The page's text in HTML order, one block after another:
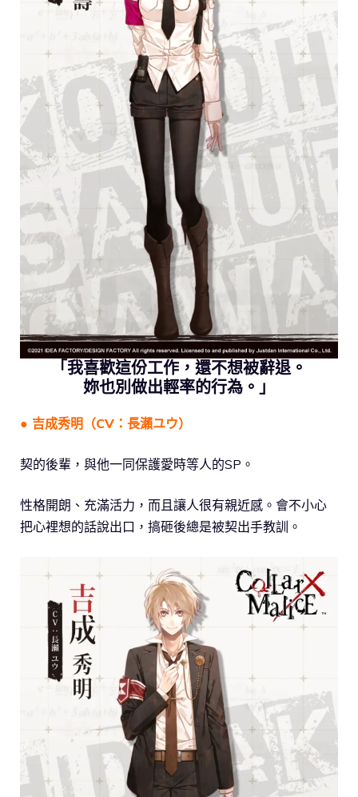
「我喜歡這份工作，還不想被辭退。
妳也別做出輕率的行為。」
● 吉成秀明（CV：長瀨ユウ）
契的後輩，與他一同保護愛時等人的SP。
性格開朗、充滿活力，而且讓人很有親近感。會不小心
把心裡想的話說出口，搞砸後總是被契出手教訓。